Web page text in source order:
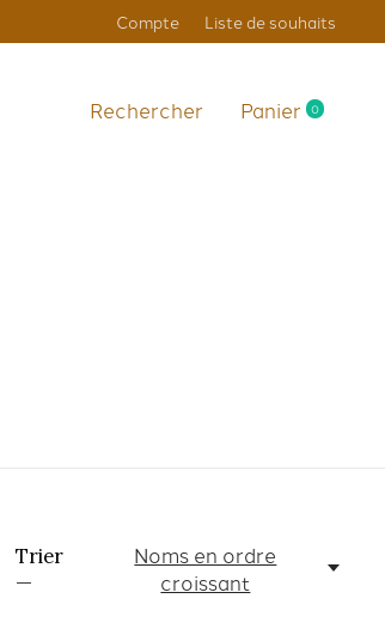
Compte Liste de souhaits
Rechercher Panier 0items
Trier
—
Noms en ordre
croissant